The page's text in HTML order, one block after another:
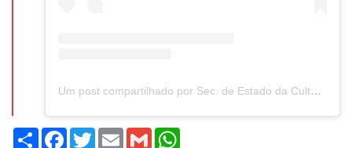
Um post compartilhado por Sec. de Estado da Cultura do Amapá (@secultamapa)
Share Facebook
TwitterEmail Gmail